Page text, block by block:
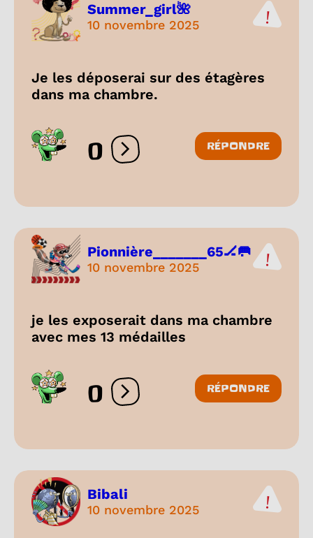
Summer_girl🌺
10 novembre 2025
Je les déposerai sur des étagères
dans ma chambre.
0 Ouvrir les réactions
RÉPONDRE
Pionnière_______65🏒🥅
10 novembre 2025
je les exposerait dans ma chambre
avec mes 13 médailles
0 Ouvrir les réactions
RÉPONDRE
Bibali
10 novembre 2025